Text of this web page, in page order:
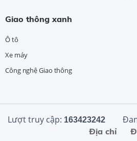
Giao thông xanh
Ô tô
Xe máy
Công nghệ Giao thông
Lượt truy cập: 163423242
Địa chỉ